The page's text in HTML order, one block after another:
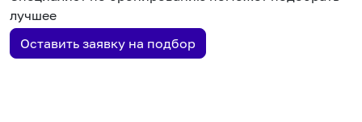
лучшее
Оставить заявку на подбор